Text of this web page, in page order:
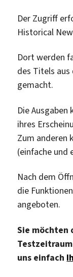
Der Zugriff
Historical
Dort werden
des Titels aus
gemacht.
Die
ihres
Zum anderen
(einfache und
Nach dem
die
angeboten.
Sie möchten
Testzeitraum
uns einfach